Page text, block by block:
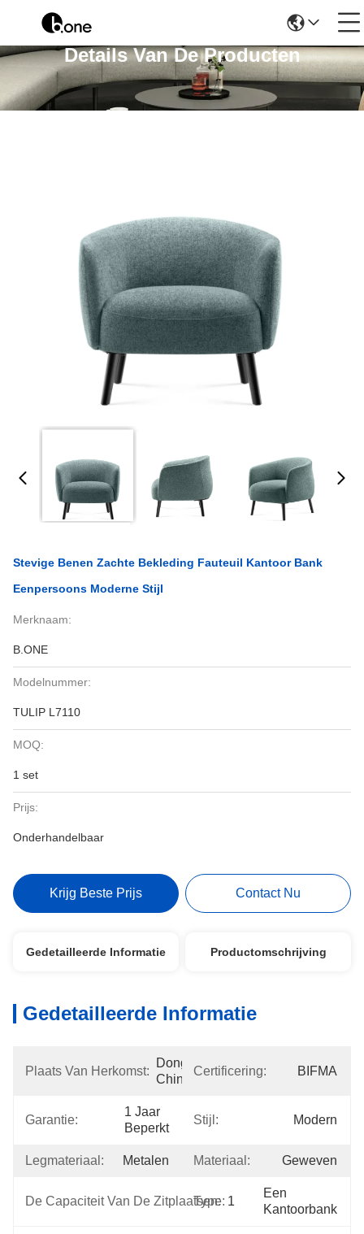
Details Van De Producten
Stevige Benen Zachte Bekleding Fauteuil Kantoor Bank
Eenpersoons Moderne Stijl
Merknaam:
B.ONE
Modelnummer:
TULIP L7110
MOQ:
1 set
Prijs:
Onderhandelbaar
Krijg Beste Prijs Contact Nu
Gedetailleerde Informatie Productomschrijving
Gedetailleerde Informatie
Plaats Van Herkomst:
Dongguan,
China
Certificering: BIFMA
Garantie:
1 Jaar
Beperkt
Stijl: Modern
Legmateriaal: Metalen Materiaal: Geweven
De Capaciteit Van De Zitplaatsen: 1
Type:
Een
Kantoorbank